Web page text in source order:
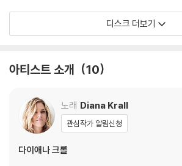
※ 재생 불량
1) 침압 조절 기능이 없는 턴테이블을 사용하시는
기기 문제로 인해 발생하는 재생 불량 현상에 대해
2) 디스크는 정전기와 먼지로 인해 재생이 원활하
다. 전용 제품으로 이를 제거하면 대부분 해결됩니
3) 바늘에 먼지가 쌓이는 경우에도 재생이 원활하
디스크 더보기
아티스트 소개 10
노래 Diana Krall
관심작가 알림신청
다이애나 크롤